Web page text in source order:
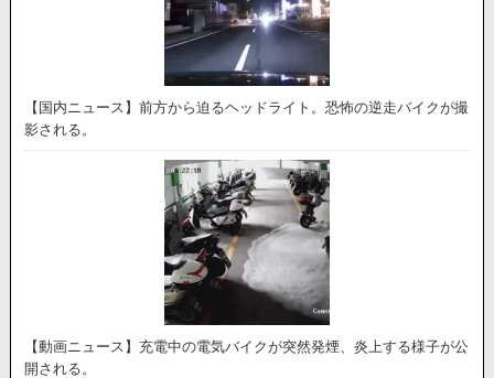
【国内ニュース】前方から迫るヘッドライト。恐怖の逆走バイクが撮
影される。
【動画ニュース】充電中の電気バイクが突然発煙、炎上する様子が公
開される。